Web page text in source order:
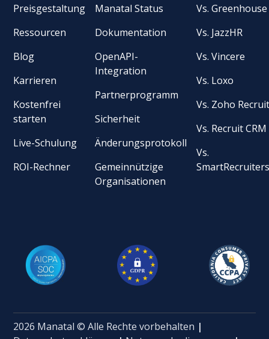
Preisgestaltung
Ressourcen
Blog
Karrieren
Kostenfrei
starten
Live-Schulung
ROI-Rechner
Manatal Status
Dokumentation
OpenAPI-
Integration
Partnerprogramm
Sicherheit
Änderungsprotokoll
Gemeinnützige
Organisationen
Vs. Greenhouse
Vs. JazzHR
Vs. Vincere
Vs. Loxo
Vs. Zoho
Vs. Recruit CRM
Vs.
2026 Manatal © Alle Rechte vorbehalten |